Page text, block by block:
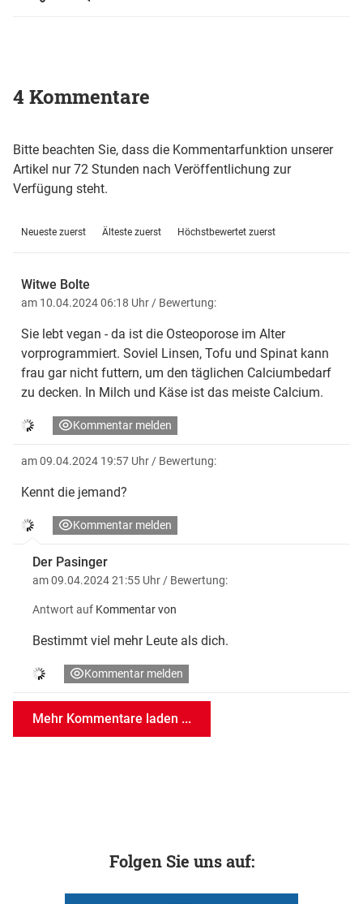
4 Kommentare
Bitte beachten Sie, dass die Kommentarfunktion unserer
Artikel nur 72 Stunden nach Veröffentlichung zur
Verfügung steht.
Neueste zuerst Älteste zuerst Höchstbewertet zuerst
Witwe Bolte
am 10.04.2024 06:18 Uhr / Bewertung:
Sie lebt vegan - da ist die Osteoporose im Alter
vorprogrammiert. Soviel Linsen, Tofu und Spinat kann
frau gar nicht futtern, um den täglichen Calciumbedarf
zu decken. In Milch und Käse ist das meiste Calcium.
Kommentar melden
am 09.04.2024 19:57 Uhr / Bewertung:
Kennt die jemand?
Kommentar melden
Der Pasinger
am 09.04.2024 21:55 Uhr / Bewertung:
Antwort auf Kommentar von
Bestimmt viel mehr Leute als dich.
Kommentar melden
Mehr Kommentare laden ...
Folgen Sie uns auf: